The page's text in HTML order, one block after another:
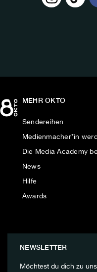
MEHR OKTO
Sendereihen
Medienmacher*in
Die Media Academy
News
Hilfe
Awards
NEWSLETTER
Möchtest du dich zu